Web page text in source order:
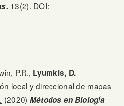
13(2). DOI:
P.R., Lyumkis, D.
local y direccional de mapas
(2020) Métodos en Biología